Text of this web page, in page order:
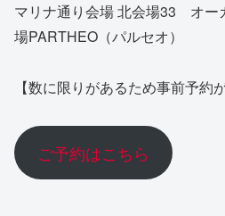
マリナ通り会場 北会場33 オー
場PARTHEO（パルセオ）
【数に限りがあるため事前予約
ご予約はこちら